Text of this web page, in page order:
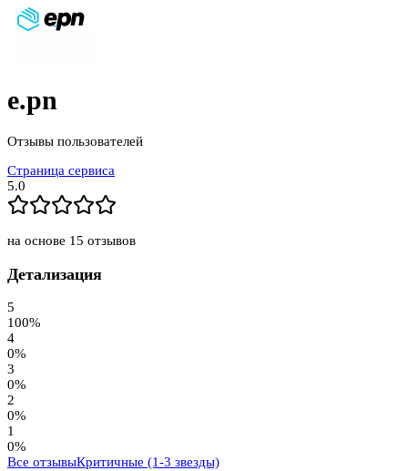
e.pn
Отзывы пользователей
Страница сервиса
5.0
на основе 15 отзывов
Детализация
5
100%
4
0%
3
0%
2
0%
1
0%
Все отзывыКритичные (1-3 звезды)